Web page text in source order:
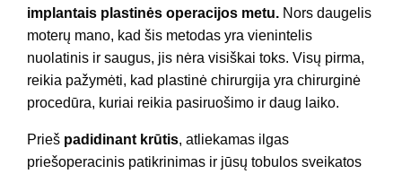
implantais plastinės operacijos metu. Nors daugelis
moterų mano, kad šis metodas yra vienintelis
nuolatinis ir saugus, jis nėra visiškai toks. Visų pirma,
reikia pažymėti, kad plastinė chirurgija yra chirurginė
procedūra, kuriai reikia pasiruošimo ir daug laiko.
Prieš padidinant krūtis, atliekamas ilgas
priešoperacinis patikrinimas ir jūsų tobulos sveikatos